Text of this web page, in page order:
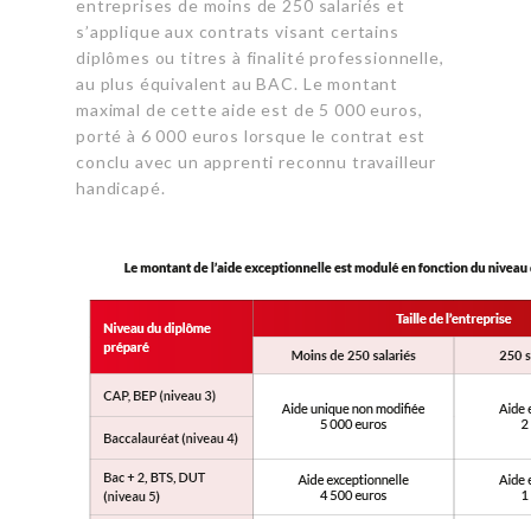
entreprises de moins de 250 salariés et
s’applique aux contrats visant certains
diplômes ou titres à finalité professionnelle,
au plus équivalent au BAC. Le montant
maximal de cette aide est de 5 000 euros,
porté à 6 000 euros lorsque le contrat est
conclu avec un apprenti reconnu travailleur
handicapé.